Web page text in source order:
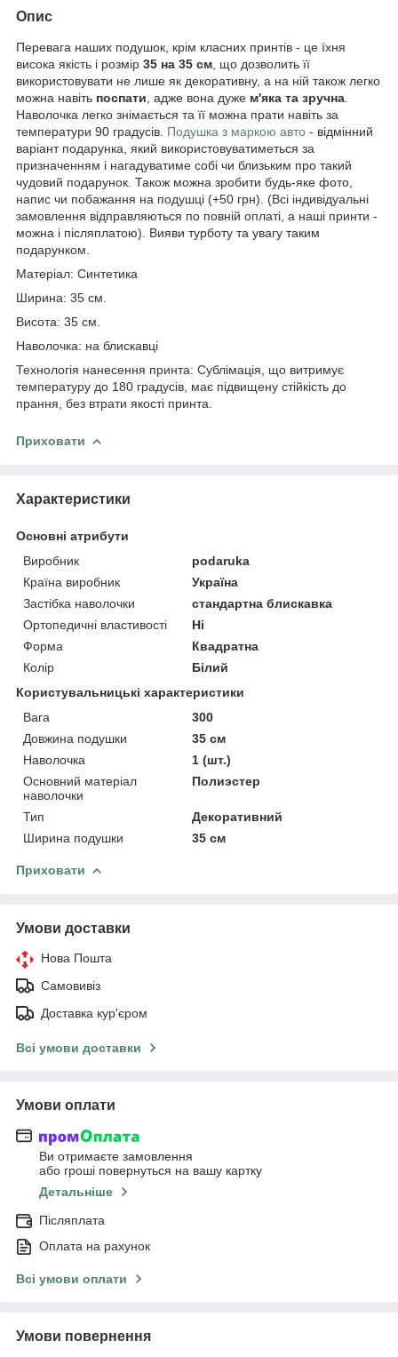
Опис
Перевага наших подушок, крім класних принтів - це їхня
висока якість і розмір 35 на 35 см , що дозволить її
використовувати не лише як декоративну, а на ній також легко
можна навіть поспати , адже вона дуже м'яка та зручна
Наволочка легко знімається та її можна прати навіть за
температури 90 градусів. Подушка з маркою авто - відмінний
варіант подарунка, який використовуватиметься за
призначенням і нагадуватиме собі чи близьким про такий
чудовий подарунок. Також можна зробити будь-яке фото,
напис чи побажання на подушці (+50 грн). (Всі індивідуальні
замовлення відправляються по повній оплаті, а наші принти -
можна і післяплатою). Вияви турботу та увагу таким
подарунком.
Матеріал: Синтетика
Ширина: 35 см.
Висота: 35 см.
Наволочка: на блискавці
Технологія нанесення принта: Сублімація, що витримує
температуру до 180 градусів, має підвищену стійкість до
прання, без втрати якості принта.
Приховати
Характеристики
Основні атрибути
Виробник
podaruka
Країна виробник
Україна
Застібка наволочки
стандартна блискавка
Ортопедичні властивості
Ні
Форма
Квадратна
Колір
Білий
Користувальницькі характеристики
Вага
300
Довжина подушки
35 см
Наволочка
1 (шт.)
Основний матеріал
наволочки
Полиэстер
Тип
Декоративний
Ширина подушки
35 см
Приховати
Умови доставки
Нова Пошта
Самовивіз
Доставка кур'єром
Всі умови доставки
Умови оплати
Ви отримаєте замовлення
або гроші повернуться на вашу картку
Детальніше
Післяплата
Оплата на рахунок
Всі умови оплати
Умови повернення